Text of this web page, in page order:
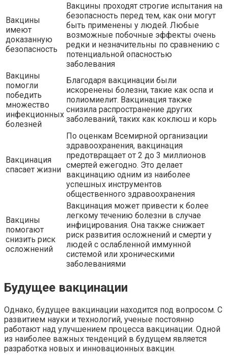
Вакцины
имеют
доказанную
безопасность
Вакцины проходят строгие испытания на
безопасность перед тем, как они могут
быть применены у людей. Любые
возможные побочные эффекты очень
редки и незначительны по сравнению с
потенциальной опасностью
заболевания
Вакцины
помогли
победить
множество
инфекционных
болезней
Благодаря вакцинации были
искоренены болезни, такие как оспа и
полиомиелит. Вакцинация также
снизила распространение других
заболеваний, таких как коклюш и корь
Вакцинация
спасает жизни
По оценкам Всемирной организации
здравоохранения, вакцинация
предотвращает от 2 до 3 миллионов
смертей ежегодно. Это делает
вакцинацию одним из наиболее
успешных инструментов
общественного здравоохранения
Вакцины
помогают
снизить риск
осложнений
Вакцинация может привести к более
легкому течению болезни в случае
инфицирования. Она также снижает
риск развития осложнений и смерти у
людей с ослабленной иммунной
системой или хроническими
заболеваниями
Будущее вакцинации
Однако, будущее вакцинации находится под вопросом. С
развитием науки и технологий, ученые постоянно
работают над улучшением процесса вакцинации. Одной
из наиболее важных тенденций в будущем является
разработка новых и инновационных вакцин.